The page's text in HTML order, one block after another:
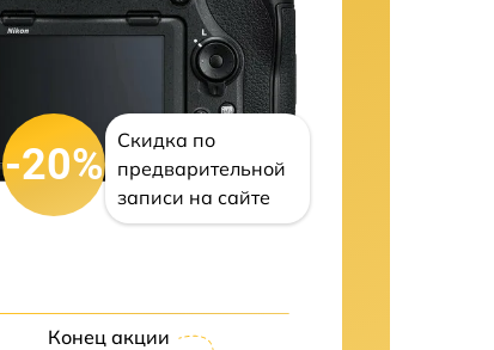
-20%
Скидка по
предварительной
записи на сайте
Конец акции